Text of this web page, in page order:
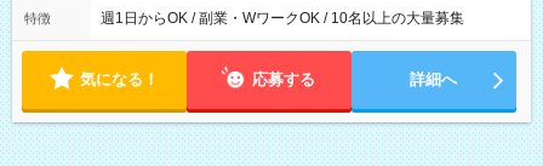
特徴 週1日からOK / 副業・WワークOK / 10名以上の大量募集
気になる！ 応募する 詳細へ